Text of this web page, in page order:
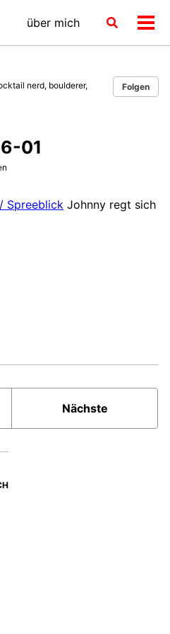
über mich
Toggle
nerd, boulderer,
Folgen
01
Spreeblick Johnny regt sich
Nächste